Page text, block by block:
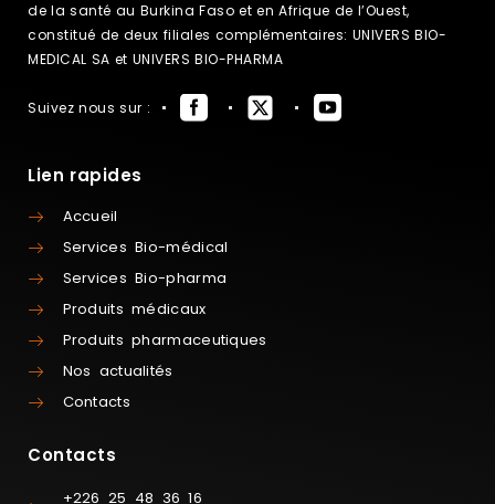
de la santé au Burkina Faso et en Afrique de l’Ouest,
constitué de deux filiales complémentaires: UNIVERS BIO-
MEDICAL SA et UNIVERS BIO-PHARMA
Suivez nous sur :
Lien rapides
Accueil
Services Bio-médical
Services Bio-pharma
Produits médicaux
Produits pharmaceutiques
Nos actualités
Contacts
Contacts
+226 25 48 36 16